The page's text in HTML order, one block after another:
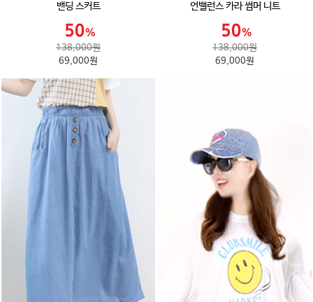
밴딩 스커트
138,000원
69,000원
언밸런스 카라 썸머 니트
138,000원
69,000원